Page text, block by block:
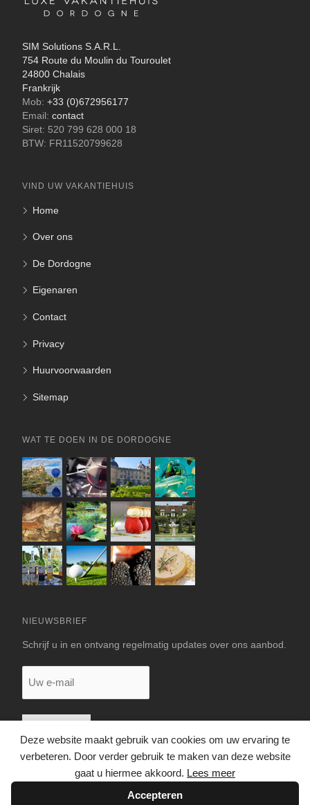
Deze website maakt gebruik van cookies om uw ervaring te
verbeteren. Door verder gebruik te maken van deze website
gaat u hiermee akkoord. Lees meer
Accepteren
SIM Solutions S.A.R.L.
754 Route du Moulin du Touroulet
24800 Chalais
Frankrijk
Mob: +33 (0)672956177
Email: contact
Siret: 520 799 628 000 18
BTW: FR11520799628
VIND UW VAKANTIEHUIS
Home
Over ons
De Dordogne
Eigenaren
Contact
Privacy
Huurvoorwaarden
Sitemap
WAT TE DOEN IN DE DORDOGNE
NIEUWSBRIEF
Schrijf u in en ontvang regelmatig updates over ons aanbod.
e-